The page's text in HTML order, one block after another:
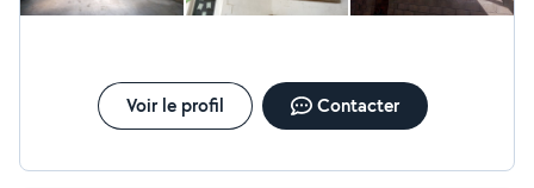
Voir le profil Contacter